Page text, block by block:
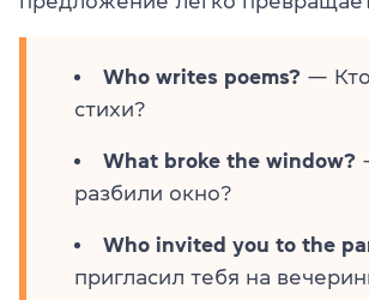
Who writes poems? —
стихи?
What broke the window?
разбили окно?
Who invited you to the
пригласил тебя на